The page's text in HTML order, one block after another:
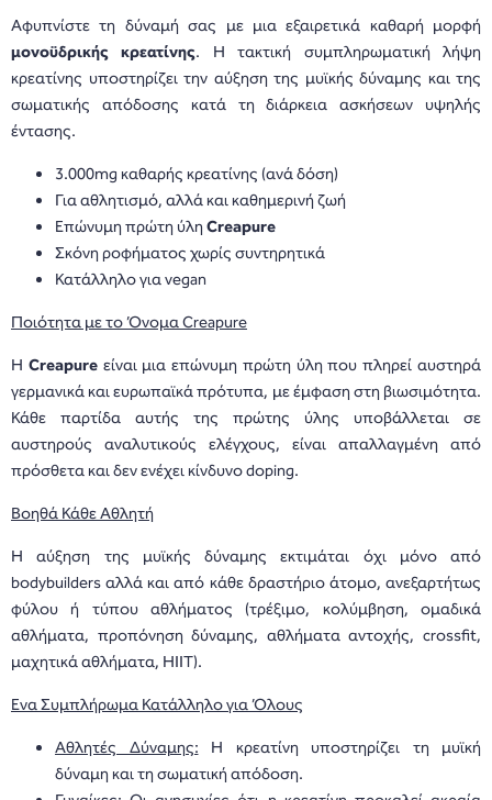
Αφυπνίστε τη δύναμή σας με μια εξαιρετικά καθαρή μορφή
μονοϋδρικής κρεατίνης. Η τακτική συμπληρωματική λήψη
κρεατίνης υποστηρίζει την αύξηση της μυϊκής δύναμης και της
σωματικής απόδοσης κατά τη διάρκεια ασκήσεων υψηλής
έντασης.
3.000mg καθαρής κρεατίνης (ανά δόση)
Για αθλητισμό, αλλά και καθημερινή ζωή
Επώνυμη πρώτη ύληCreapure
Σκόνη ροφήματος χωρίς συντηρητικά
Κατάλληλο για vegan
Ποιότητα με το Όνομα Creapure
Η Creapureείναι μια επώνυμη πρώτη ύλη που πληρεί αυστηρά
γερμανικά και ευρωπαϊκά πρότυπα, με έμφαση στη βιωσιμότητα.
Κάθε παρτίδα αυτής της πρώτης ύλης υποβάλλεται σε
αυστηρούς αναλυτικούς ελέγχους, είναι απαλλαγμένη από
πρόσθετα και δεν ενέχει κίνδυνο doping.
Βοηθά Κάθε Αθλητή
Η αύξηση της μυϊκής δύναμης εκτιμάται όχι μόνο από
bodybuilders αλλά και από κάθε δραστήριο άτομο, ανεξαρτήτως
φύλου ή τύπου αθλήματος (τρέξιμο, κολύμβηση, ομαδικά
αθλήματα, προπόνηση δύναμης, αθλήματα αντοχής, crossfit,
μαχητικά αθλήματα, HIIT).
Ένα Συμπλήρωμα Κατάλληλο για Όλους
Αθλητές Δύναμης:Η κρεατίνη υποστηρίζει τη μυϊκή
δύναμη και τη σωματική απόδοση.